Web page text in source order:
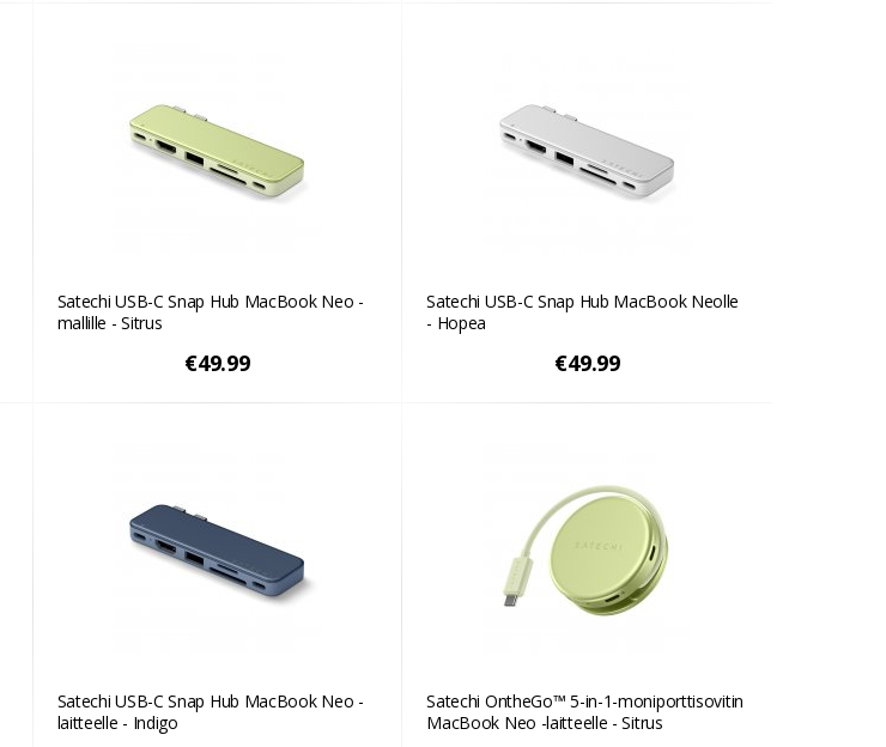
Satechi USB-C Snap Hub MacBook Neo -
mallille - Sitrus
€49.99
Satechi USB-C Snap Hub MacBook Neolle
- Hopea
€49.99
Satechi USB-C Snap Hub MacBook Neo -
laitteelle - Indigo
Satechi OntheGo™ 5-in-1-moniporttisovitin
MacBook Neo -laitteelle - Sitrus